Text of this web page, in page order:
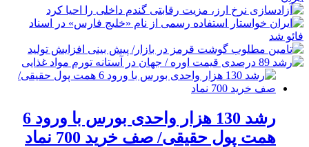
رشد 130 هزار واحدی بورس با ورود 6
همت پول حقیقی/ صف خرید 700 نماد